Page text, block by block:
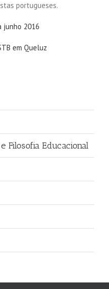
portugueses.
em Queluz
Filosofia Educacional